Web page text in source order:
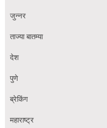
जुन्नर
ताज्या बातम्या
देश
पुणे
ब्रेकिंग
महाराष्ट्र